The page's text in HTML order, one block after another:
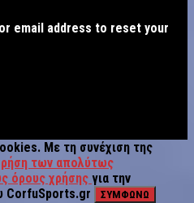
email address to reset your
Με τη συνέχιση της
των απολύτως
όρους χρήσης για την
CorfuSports.gr
ΣΥΜΦΩΝΩ